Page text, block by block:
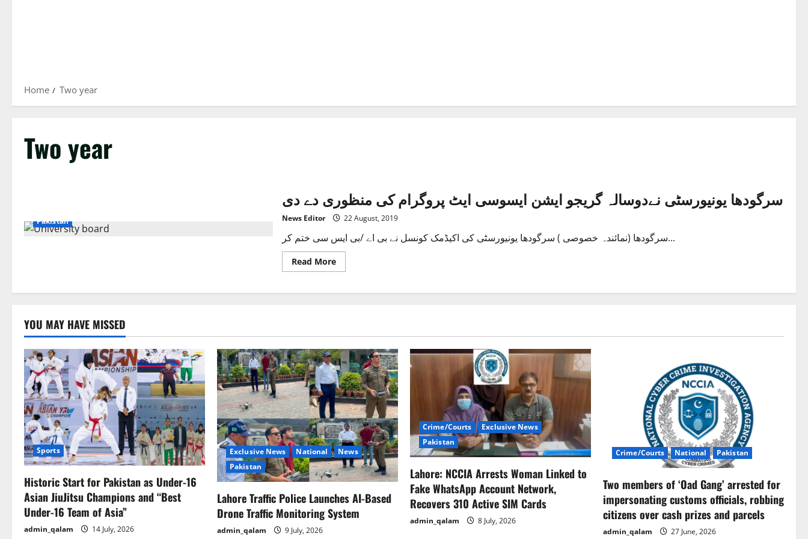
Home Two year
Two year
Pakistan
سرگودھا یونیورسٹی نےدوسالہ گریجو ایشن ایسوسی ایٹ پروگرام کی منظوری دے دی
News Editor 22 August, 2019
سرگودھا (نمائندہ خصوصی ) سرگودھا یونیورسٹی کی اکیڈمک کونسل نے بی اے /بی ایس سی ختم کر...
Read MoreRead
more
یونیورسٹی
ایٹ
کی
منظوری
دے
دی
YOU MAY HAVE MISSED
Sports
Historic Start for Pakistan as Under-16
Asian JiuJitsu Champions and “Best
Under-16 Team of Asia”
admin_qalam 14 July, 2026
Exclusive News National
News
Pakistan
Lahore Traffic Police Launches AI-Based
Drone Traffic Monitoring System
admin_qalam 9 July, 2026
Crime/Courts
Exclusive News
Pakistan
Lahore: NCCIA Arrests Woman Linked to
Fake WhatsApp Account Network,
Recovers 310 Active SIM Cards
admin_qalam 8 July, 2026
Crime/Courts National Pakistan
Two members of ‘Oad Gang’ arrested for
impersonating customs officials, robbing
citizens over cash prizes and parcels
admin_qalam 27 June, 2026